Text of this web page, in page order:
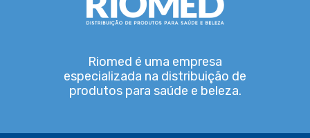
Riomed é uma empresa
especializada na distribuição de
produtos para saúde e beleza.